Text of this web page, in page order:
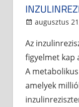
augusztus
Az
figyelmet kap
A
amelyek